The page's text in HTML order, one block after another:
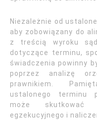
Niezależnie od
aby zobowiązany do
z treścią wyroku
dotyczące terminu,
świadczenia powinny
poprzez analizę
prawnikiem.
ustalonego terminu
może skutkować
egzekucyjnego i